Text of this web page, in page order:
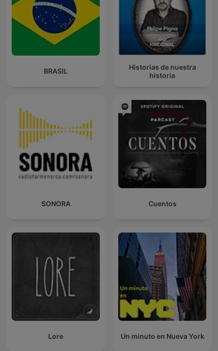
BRASIL
Historias de nuestra
historia
SONORA Cuentos
Lore Un minuto en Nueva York